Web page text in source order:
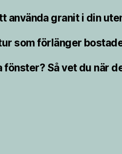
använda granit i din
som förlänger
Så vet du när